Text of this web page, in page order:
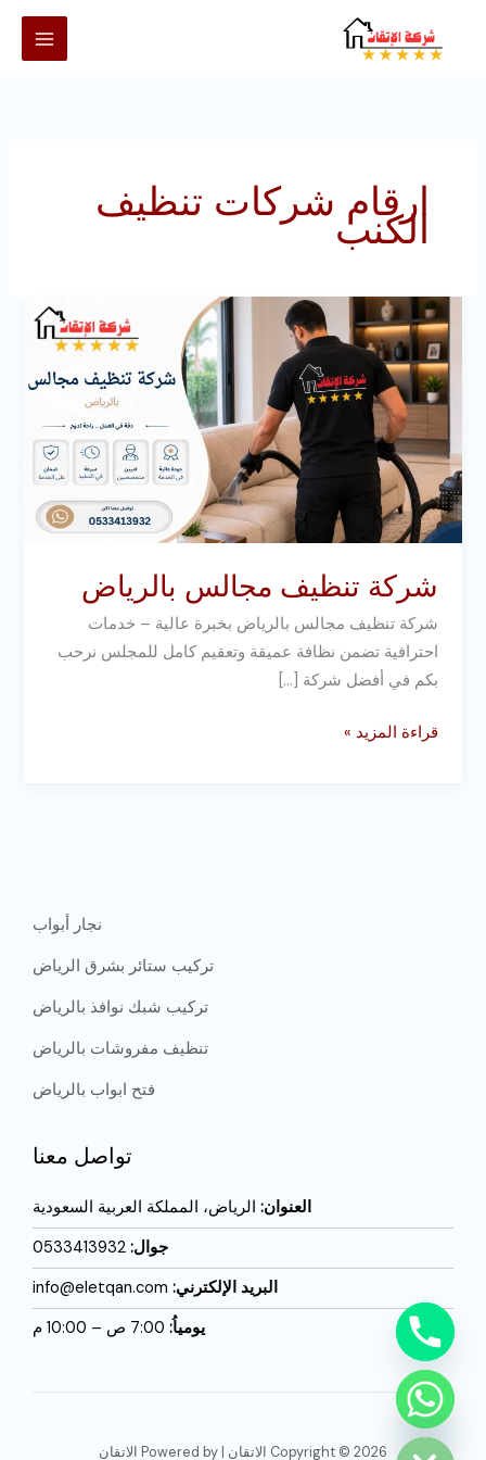
ارقام شركات تنظيف
الكنب
شركة تنظيف مجالس بالرياض
شركة تنظيف مجالس بالرياض بخبرة عالية – خدمات
احترافية تضمن نظافة عميقة وتعقيم كامل للمجلس نرحب
بكم في أفضل شركة […]
شركة
تنظيف
مجالس
بالرياض
قراءة المزيد »
نجار أبواب
تركيب ستائر بشرق الرياض
تركيب شبك نوافذ بالرياض
تنظيف مفروشات بالرياض
فتح ابواب بالرياض
تواصل معنا
العنوان: الرياض، المملكة العربية السعودية
جوال: 0533413932
البريد الإلكترني:
يومياُ:
Copyright © 2026 الاتقان | Powered by الاتقان
HIDE
CHATY